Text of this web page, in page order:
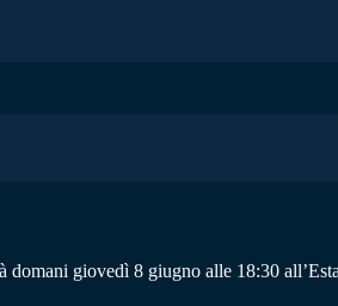
giovedì 8 giugno alle 18:30